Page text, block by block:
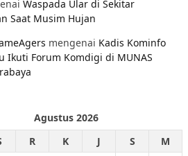
Waspada Ular di Sekitar
Saat Musim Hujan
mengenai Kadis Kominfo
Ikuti Forum Komdigi di MUNAS
Agustus 2026
R K J S
M